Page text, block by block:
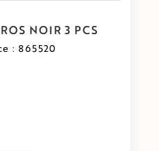
NOIR 3 PCS
: 865520